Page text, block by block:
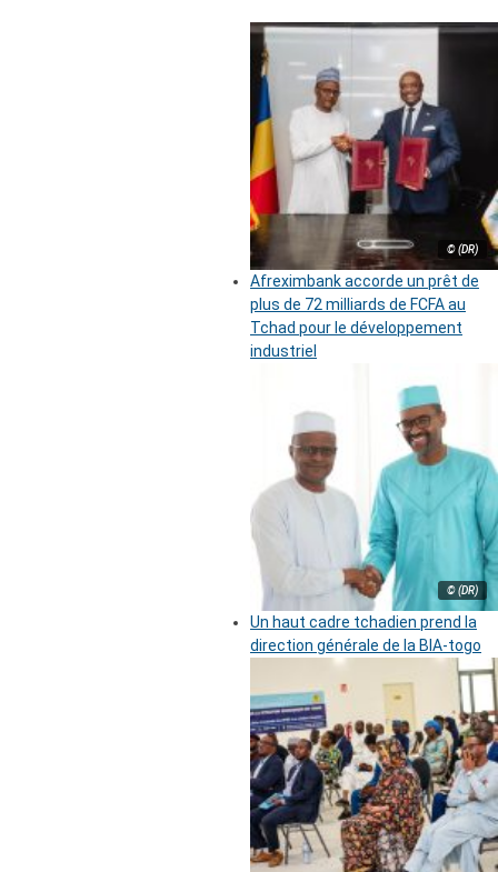
© (DR)
Afreximbank accorde un prêt de
plus de 72 milliards de FCFA au
Tchad pour le développement
industriel
© (DR)
Un haut cadre tchadien prend la
direction générale de la BIA-togo